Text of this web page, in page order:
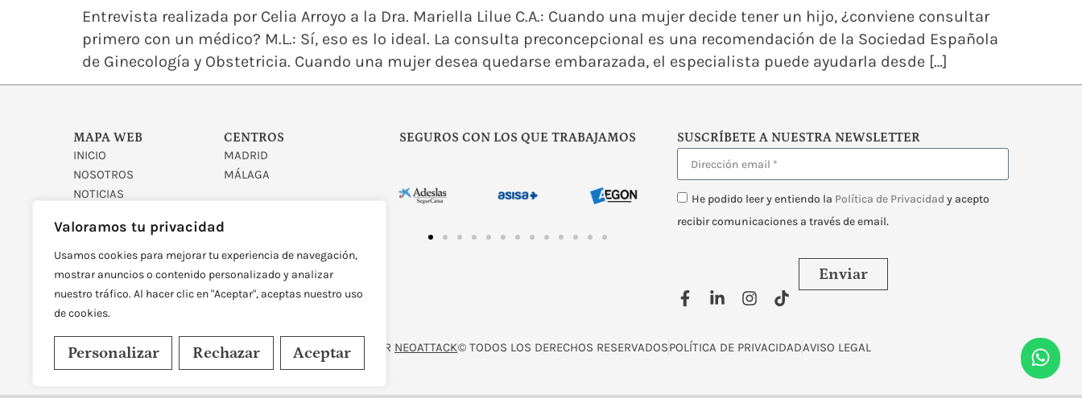
Valoramos tu privacidad
Usamos cookies para mejorar tu experiencia de navegación,
mostrar anuncios o contenido personalizado y analizar
nuestro tráfico. Al hacer clic en "Aceptar", aceptas nuestro uso
de cookies.
Personalizar Rechazar Aceptar
Entrevista realizada por Celia Arroyo a la Dra. Mariella Lilue C.A.: Cuando una mujer decide tener un hijo, ¿conviene consultar
primero con un médico? M.L.: Sí, eso es lo ideal. La consulta preconcepcional es una recomendación de la Sociedad Española
de Ginecología y Obstetricia. Cuando una mujer desea quedarse embarazada, el especialista puede ayudarla desde […]
MAPA WEB
INICIO
NOSOTROS
NOTICIAS
CENTROS
MADRID
MÁLAGA
SEGUROS CON LOS QUE TRABAJAMOS SUSCRÍBETE A NUESTRA NEWSLETTER
He podido leer y entiendo la Política de Privacidad y acepto
recibir comunicaciones a través de email.
Enviar
DISEÑADO Y DESARROLLADO POR NEOATTACK© TODOS LOS DERECHOS RESERVADOSPOLÍTICA DE PRIVACIDADAVISO LEGAL